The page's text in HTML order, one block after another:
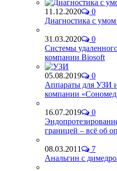
11.12.2020
0
Диагностика с
31.03.2020
0
Системы
компании Biosoft
05.08.2019
0
Аппараты для УЗИ
компании
16.07.2019
0
границей – всё об
08.03.2011
7
Анальгин с